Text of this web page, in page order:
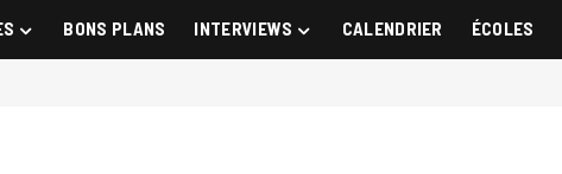
BONS PLANS INTERVIEWS CALENDRIER ÉCOLES